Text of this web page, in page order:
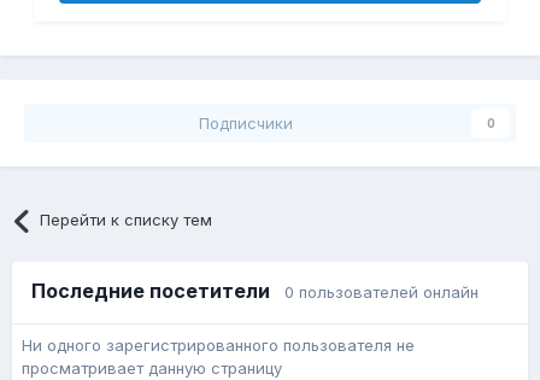
Подписчики 0
Перейти к списку тем
Последние посетители 0 пользователей онлайн
Ни одного зарегистрированного пользователя не
просматривает данную страницу